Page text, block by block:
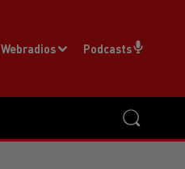
Webradios Podcasts